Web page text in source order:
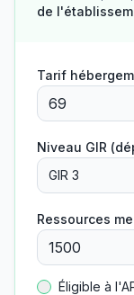
de
Tarif
Niveau GIR
GIR 3
Ressources
Éligible à